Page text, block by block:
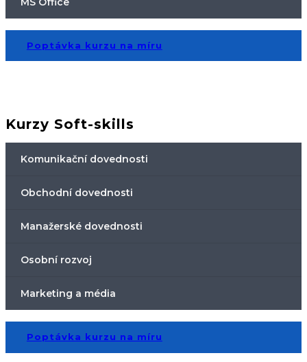
Poptávka kurzu na míru
Kurzy Soft-skills
Komunikační dovednosti
Obchodní dovednosti
Manažerské dovednosti
Osobní rozvoj
Marketing a média
Poptávka kurzu na míru